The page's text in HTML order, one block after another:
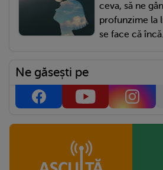
ceva, să ne
profunzime la
se face că
Ne găsești pe